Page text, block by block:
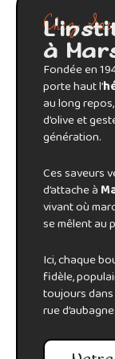
Chez
à
Fondée en
porte haut l’
au long
d’olive et
génération.
Ces saveurs
d’attache à
vivant où
se mêlent au
Ici, chaque
fidèle,
toujours dans
rue d’aubagne.